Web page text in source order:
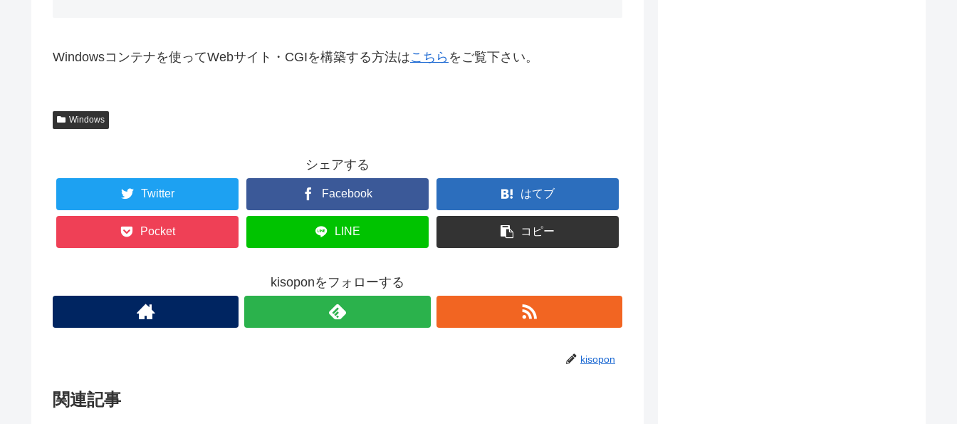
Windowsコンテナを使ってWebサイト・CGIを構築する方法はこちら をご覧下さい。
Windows
シェアする
Twitter Facebook はてブ
Pocket LINE コピー
kisoponをフォローする
kisopon
関連記事